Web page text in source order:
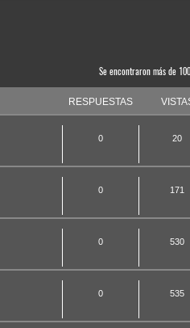
Se encontraron más de
RESPUESTAS
0 20
0 171
0 530
0 535